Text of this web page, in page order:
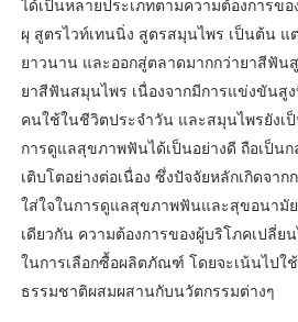
ได้เป็นหลายประเภทตามความต้องการข
ผุ สูตรไวท์เทนนิ่ง สูตรสมุนไพร เป็นต้น แ
ยาวนาน และออกสู่ตลาดมากกว่ายาสีฟั
ยาสีฟันสมุนไพร เนื่องจากมีการแข่งขันสู
คนใช้ในชีวิตประจำวัน และสมุนไพรยังเ
การดูแลสุขภาพฟันได้เป็นอย่างดี ถือเป็น
เติบโตอย่างต่อเนื่อง ซึ่งปัจจัยหลักเกิดจา
ใส่ใจในการดูแลสุขภาพฟันและสุขอนามั
เดียวกัน ความต้องการของผู้บริโภคเปลี่ย
ในการเลือกซื้อผลิตภัณฑ์ โดยจะเน้นไป
ธรรมชาติผสมผสานกับนวัตกรรมต่างๆ